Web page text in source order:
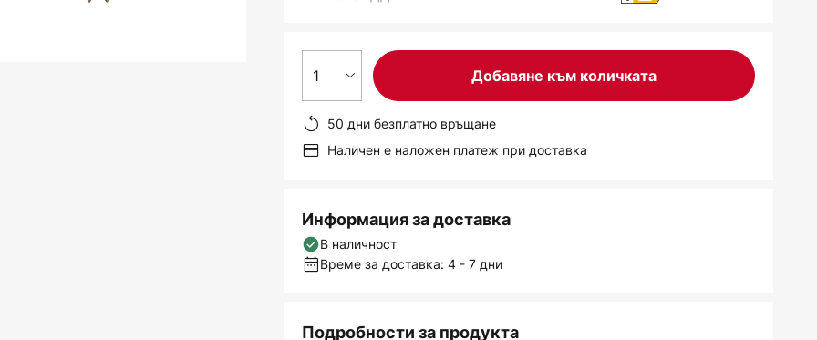
1 Добавяне към количката
50 дни безплатно връщане
Наличен е наложен платеж при доставка
Информация за доставка
В наличност
Време за доставка: 4 - 7 дни
Подробности за продукта